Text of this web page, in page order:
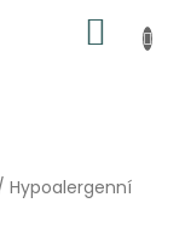
Hypoalergenní